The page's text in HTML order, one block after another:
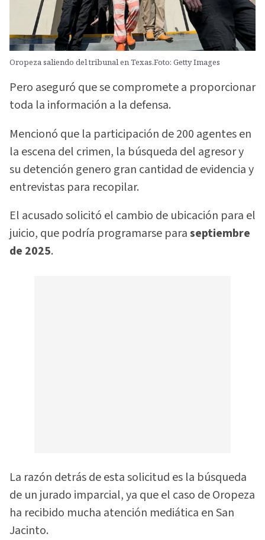
Oropeza saliendo del tribunal en Texas.Foto: Getty Images
Pero aseguró que se compromete a proporcionar
toda la información a la defensa.
Mencionó que la participación de 200 agentes en
la escena del crimen, la búsqueda del agresor y
su detención genero gran cantidad de evidencia y
entrevistas para recopilar.
El acusado solicitó el cambio de ubicación para el
juicio, que podría programarse paraseptiembre
de 2025.
La razón detrás de esta solicitud es la búsqueda
de un jurado imparcial, ya que el caso de Oropeza
ha recibido mucha atención mediática en San
Jacinto.